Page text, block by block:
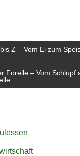
Z – Vom Ei zum
Forelle – Vom Schlupf